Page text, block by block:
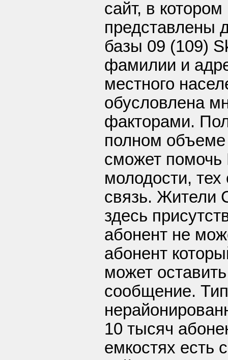
сайт, в
представлены
базы 09 (109)
фамилии и
местного
обусловлена
факторами.
полном объеме
сможет помочь
молодости,
связь. Жители
здесь
абонент не
абонент
может
сообщение.
10 тысяч
емкостях есть